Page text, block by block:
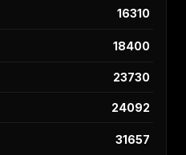
16310
18400
23730
24092
31657